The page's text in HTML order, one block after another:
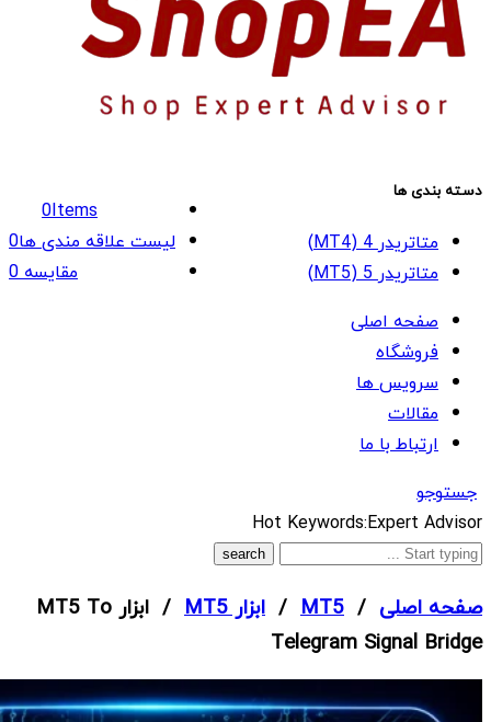
0Items
لیست علاقه مندی ها0
مقایسه0
دسته بندی ها
متاتریدر 4 (MT4)
متاتریدر 5 (MT5)
صفحه اصلی
فروشگاه
سرویس ها
مقالات
ارتباط با ما
جستوجو
What
are
looking
for?
Hot Keywords:Expert Advisor
صفحه اصلی /
MT5
/ ابزار MT5
/ ابزار MT5 To
Telegram Signal Bridge